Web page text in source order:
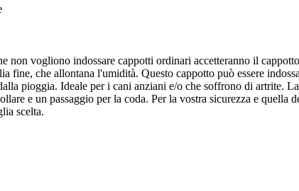
non vogliono indossare cappotti ordinari accetteranno il
fine, che allontana l'umidità. Questo cappotto può essere
pioggia. Ideale per i cani anziani e/o che soffrono di artrite.
e un passaggio per la coda. Per la vostra sicurezza e
scelta.